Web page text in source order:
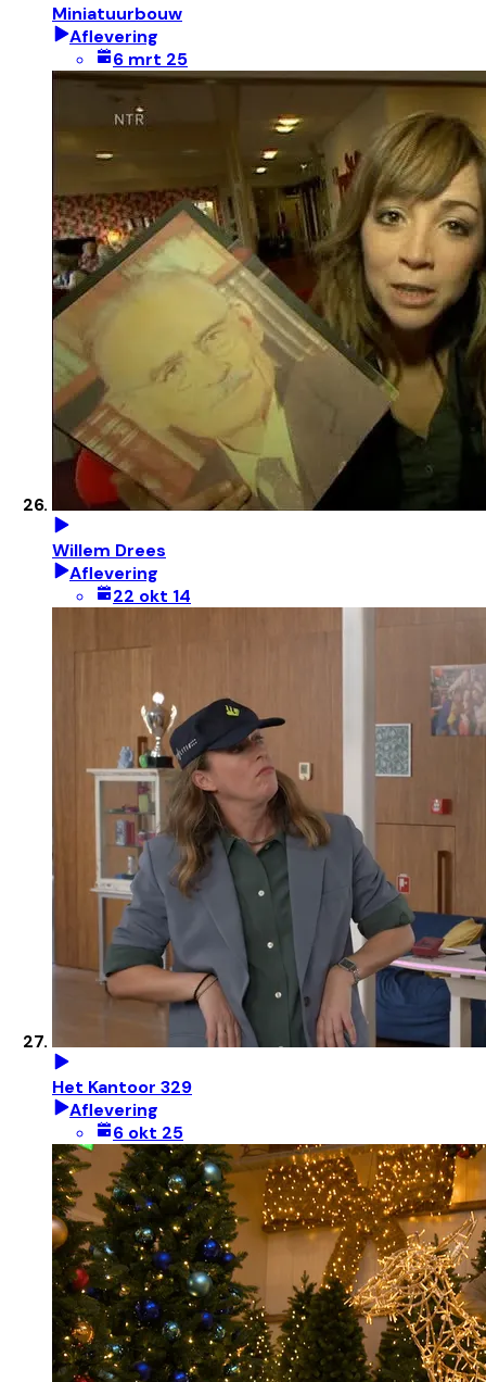
Miniatuurbouw
Aflevering
6 mrt 25
Willem Drees
Aflevering
22 okt 14
Het Kantoor 329
Aflevering
6 okt 25